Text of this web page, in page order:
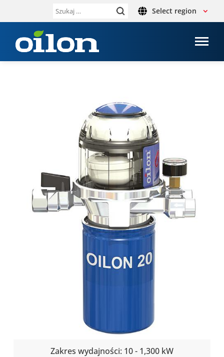
Szukaj: Select region
Zakres wydaj­no­ści: 10 - 1,300 kW